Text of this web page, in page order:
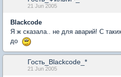
21 Jun 2005
Blackcode
Я ж сказала.. не для аварий! С
до
Гость_Blackcode_*
21 Jun 2005